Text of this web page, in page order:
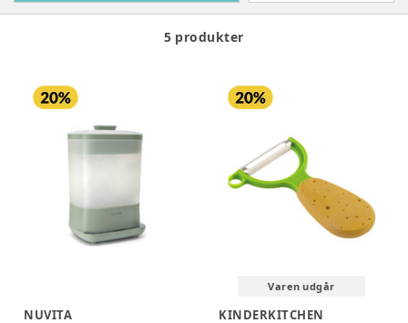
5 produkter
NUVITA
Varen udgår
KINDERKITCHEN